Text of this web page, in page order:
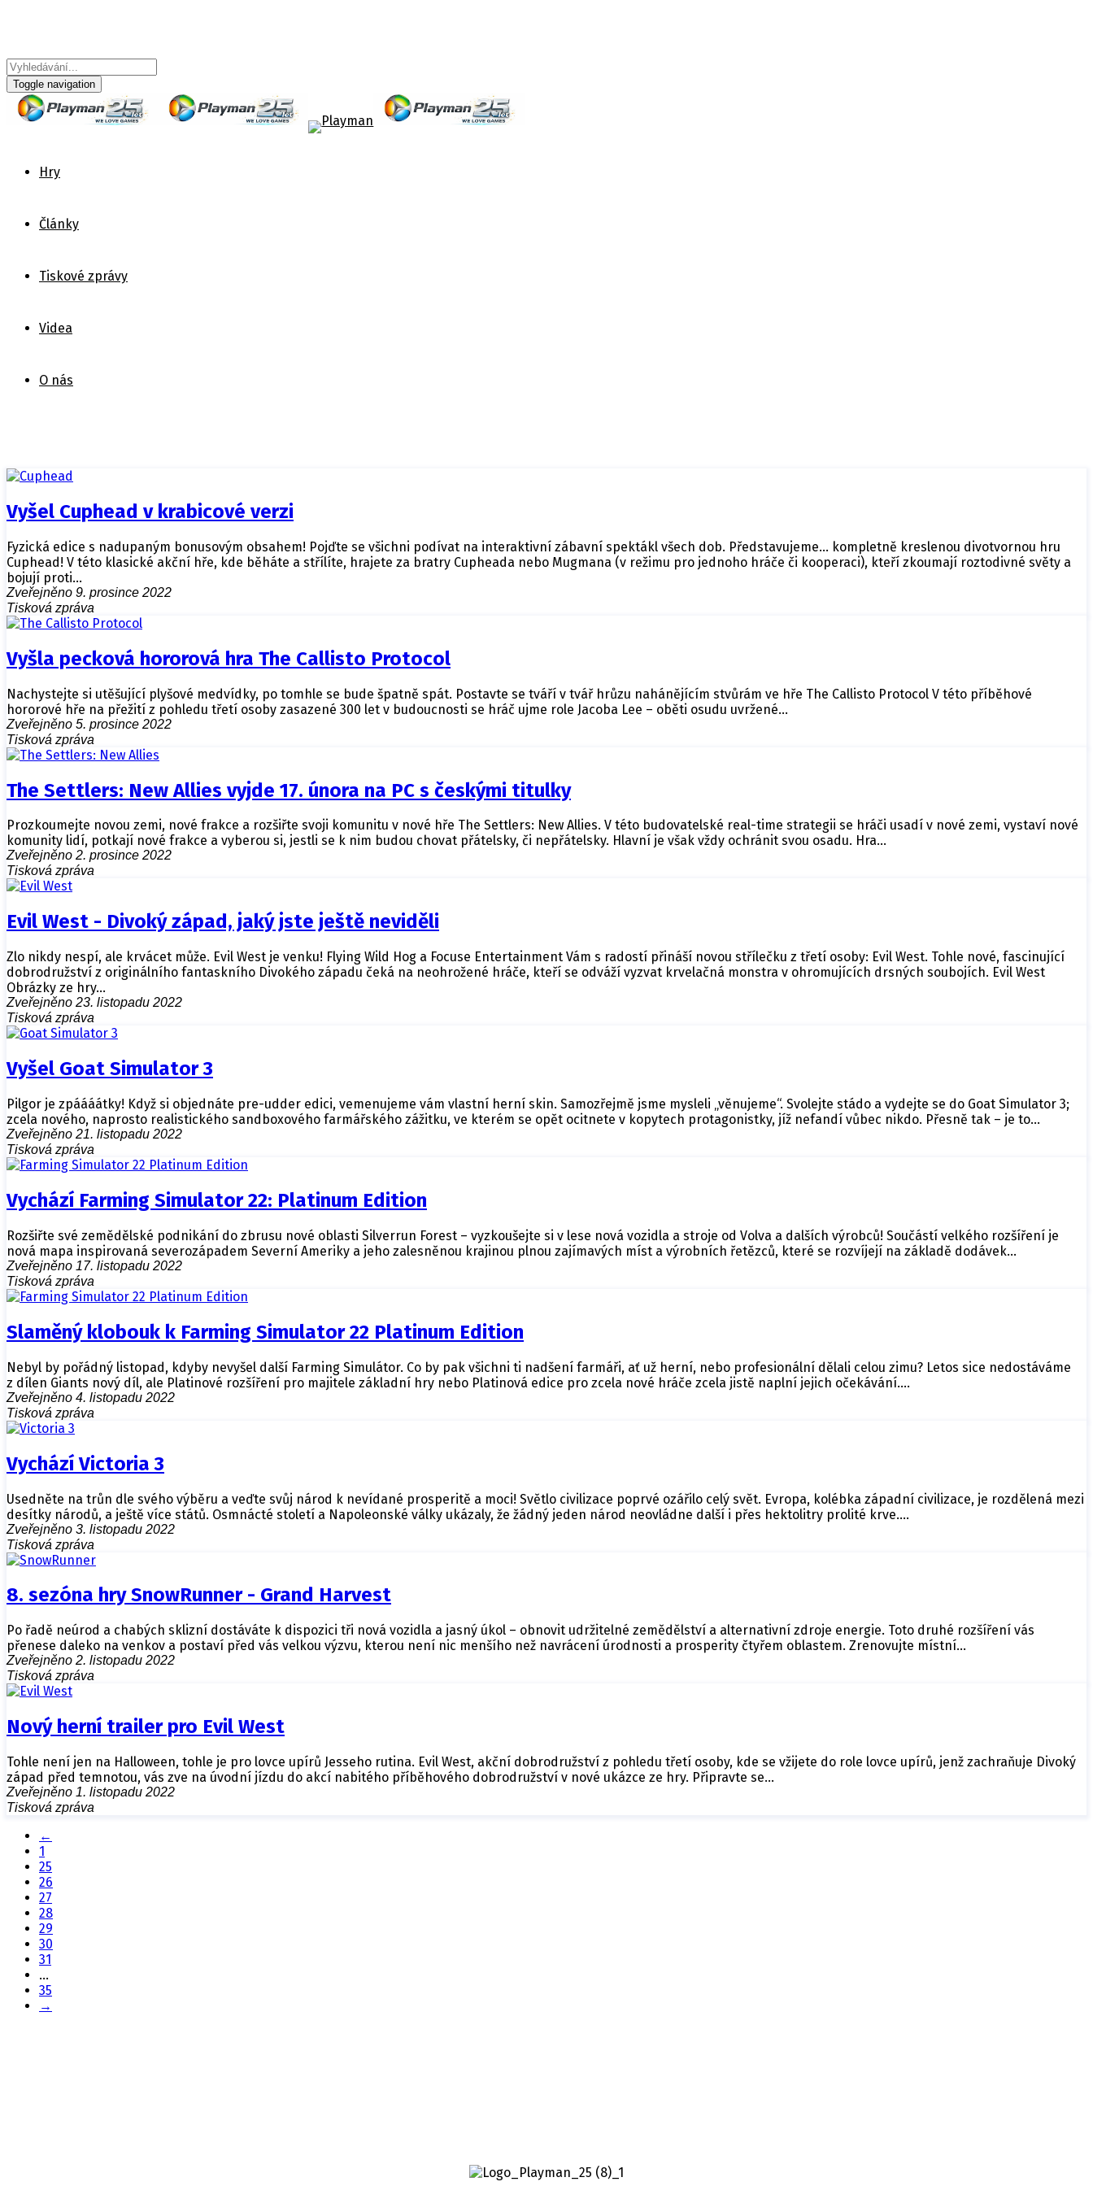
Toggle navigation
Hry
Články
Tiskové zprávy
Videa
O nás
Vyšel Cuphead v krabicové verzi
Fyzická edice s nadupaným bonusovým obsahem! Pojďte se všichni podívat na interaktivní zábavní spektákl všech dob. Představujeme... kompletně kreslenou divotvornou hru
Cuphead! V této klasické akční hře, kde běháte a střílíte, hrajete za bratry Cupheada nebo Mugmana (v režimu pro jednoho hráče či kooperaci), kteří zkoumají roztodivné světy a
bojují proti…
Zveřejněno 9. prosince 2022
Tisková zpráva
Vyšla pecková hororová hra The Callisto Protocol
Nachystejte si utěšující plyšové medvídky, po tomhle se bude špatně spát. Postavte se tváří v tvář hrůzu nahánějícím stvůrám ve hře The Callisto Protocol V této příběhové
hororové hře na přežití z pohledu třetí osoby zasazené 300 let v budoucnosti se hráč ujme role Jacoba Lee – oběti osudu uvržené…
Zveřejněno 5. prosince 2022
Tisková zpráva
The Settlers: New Allies vyjde 17. února na PC s českými titulky
Prozkoumejte novou zemi, nové frakce a rozšiřte svoji komunitu v nové hře The Settlers: New Allies. V této budovatelské real-time strategii se hráči usadí v nové zemi, vystaví nové
komunity lidí, potkají nové frakce a vyberou si, jestli se k nim budou chovat přátelsky, či nepřátelsky. Hlavní je však vždy ochránit svou osadu. Hra…
Zveřejněno 2. prosince 2022
Tisková zpráva
Evil West - Divoký západ, jaký jste ještě neviděli
Zlo nikdy nespí, ale krvácet může. Evil West je venku! Flying Wild Hog a Focuse Entertainment Vám s radostí přináší novou střílečku z třetí osoby: Evil West. Tohle nové, fascinující
dobrodružství z originálního fantaskního Divokého západu čeká na neohrožené hráče, kteří se odváží vyzvat krvelačná monstra v ohromujících drsných soubojích. Evil West
Obrázky ze hry…
Zveřejněno 23. listopadu 2022
Tisková zpráva
Vyšel Goat Simulator 3
Pilgor je zpáááátky! Když si objednáte pre-udder edici, vemenujeme vám vlastní herní skin. Samozřejmě jsme mysleli „věnujeme“. Svolejte stádo a vydejte se do Goat Simulator 3;
zcela nového, naprosto realistického sandboxového farmářského zážitku, ve kterém se opět ocitnete v kopytech protagonistky, jíž nefandí vůbec nikdo. Přesně tak – je to…
Zveřejněno 21. listopadu 2022
Tisková zpráva
Vychází Farming Simulator 22: Platinum Edition
Rozšiřte své zemědělské podnikání do zbrusu nové oblasti Silverrun Forest – vyzkoušejte si v lese nová vozidla a stroje od Volva a dalších výrobců! Součástí velkého rozšíření je
nová mapa inspirovaná severozápadem Severní Ameriky a jeho zalesněnou krajinou plnou zajímavých míst a výrobních řetězců, které se rozvíjejí na základě dodávek…
Zveřejněno 17. listopadu 2022
Tisková zpráva
Slaměný klobouk k Farming Simulator 22 Platinum Edition
Nebyl by pořádný listopad, kdyby nevyšel další Farming Simulátor. Co by pak všichni ti nadšení farmáři, ať už herní, nebo profesionální dělali celou zimu? Letos sice nedostáváme
z dílen Giants nový díl, ale Platinové rozšíření pro majitele základní hry nebo Platinová edice pro zcela nové hráče zcela jistě naplní jejich očekávání.…
Zveřejněno 4. listopadu 2022
Tisková zpráva
Vychází Victoria 3
Usedněte na trůn dle svého výběru a veďte svůj národ k nevídané prosperitě a moci! Světlo civilizace poprvé ozářilo celý svět. Evropa, kolébka západní civilizace, je rozdělená mezi
desítky národů, a ještě více států. Osmnácté století a Napoleonské války ukázaly, že žádný jeden národ neovládne další i přes hektolitry prolité krve.…
Zveřejněno 3. listopadu 2022
Tisková zpráva
8. sezóna hry SnowRunner - Grand Harvest
Po řadě neúrod a chabých sklizní dostáváte k dispozici tři nová vozidla a jasný úkol – obnovit udržitelné zemědělství a alternativní zdroje energie. Toto druhé rozšíření vás
přenese daleko na venkov a postaví před vás velkou výzvu, kterou není nic menšího než navrácení úrodnosti a prosperity čtyřem oblastem. Zrenovujte místní…
Zveřejněno 2. listopadu 2022
Tisková zpráva
Nový herní trailer pro Evil West
Tohle není jen na Halloween, tohle je pro lovce upírů Jesseho rutina. Evil West, akční dobrodružství z pohledu třetí osoby, kde se vžijete do role lovce upírů, jenž zachraňuje Divoký
západ před temnotou, vás zve na úvodní jízdu do akcí nabitého příběhového dobrodružství v nové ukázce ze hry. Připravte se…
Zveřejněno 1. listopadu 2022
Tisková zpráva
←
1
25
26
27
28
29
30
31
...
35
→